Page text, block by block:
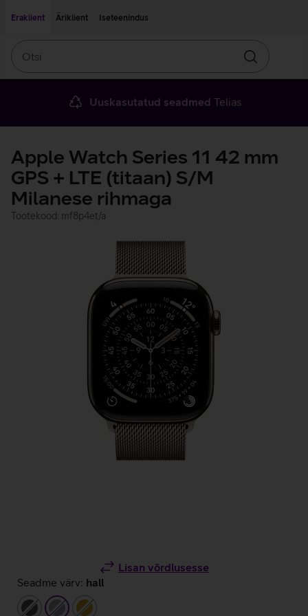
Eraklient
Äriklient Iseteenindus
Otsin
Uuskasutatud seadmed Telias
Apple Watch Series 11 42 mm
GPS + LTE (titaan) S/M
Milanese rihmaga
Tootekood: mf8p4et/a
Lisan võrdlusesse
Seadme värv: hall
tumehall
hall kuldne